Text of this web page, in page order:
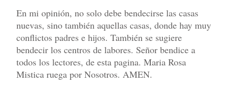
En mi opinión, no solo debe bendecirse las casas
nuevas, sino también aquellas casas, donde hay muy
conflictos padres e hijos. También se sugiere
bendecir los centros de labores. Señor bendice a
todos los lectores, de esta pagina. Maria Rosa
Mistica ruega por Nosotros. AMEN.